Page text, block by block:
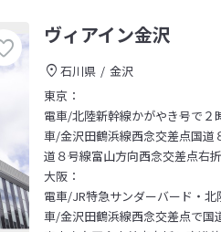
ヴィアイン金沢
石川県
金沢
東京：
電車/北陸新幹線かがやき号で
車/金沢田鶴浜線西念交差点国道
道８号線富山方向西念交差点右
大阪：
電車/JR特急サンダーバード・北
車/金沢田鶴浜線西念交差点で国